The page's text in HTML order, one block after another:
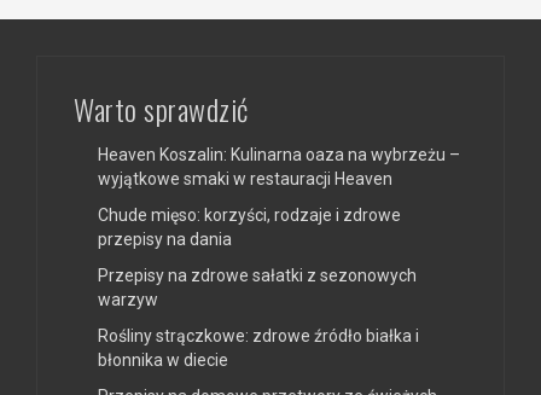
Warto sprawdzić
Heaven Koszalin: Kulinarna oaza na wybrzeżu –
wyjątkowe smaki w restauracji Heaven
Chude mięso: korzyści, rodzaje i zdrowe
przepisy na dania
Przepisy na zdrowe sałatki z sezonowych
warzyw
Rośliny strączkowe: zdrowe źródło białka i
błonnika w diecie